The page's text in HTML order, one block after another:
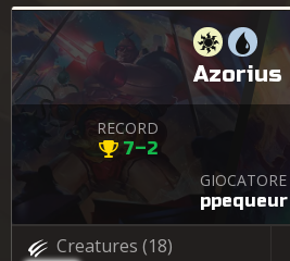
Azorius
RECORD
7–2
GIOCATORE
ppequeur
Creatures (18)